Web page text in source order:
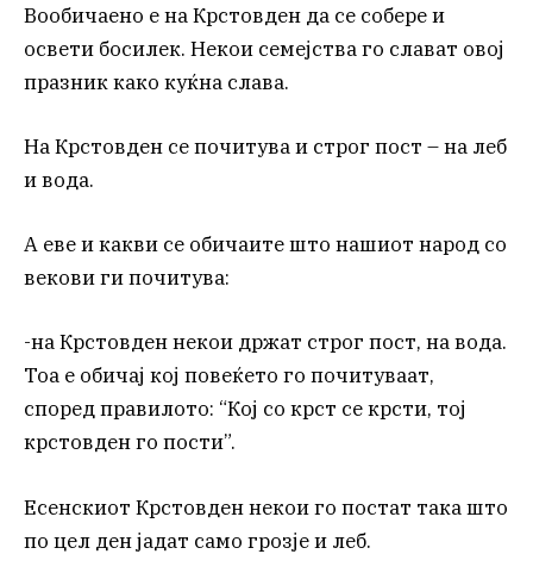
Вообичаено е на Крстовден да се собере и
освети босилек. Некои семејства го слават овој
празник како куќна слава.
На Крстовден се почитува и строг пост – на леб
и вода.
А еве и какви се обичаите што нашиот народ со
векови ги почитува:
-на Крстовден некои држат строг пост, на вода.
Тоа е обичај кој повеќето го почитуваат,
според правилото: “Кој со крст се крсти, тој
крстовден го пости”.
Есенскиот Крстовден некои го постат така што
по цел ден јадат само грозје и леб.